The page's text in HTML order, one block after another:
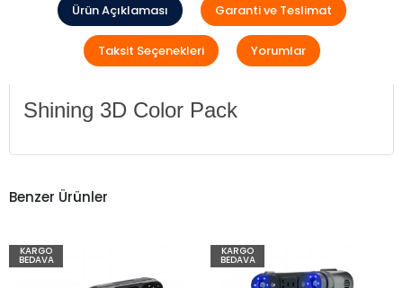
Ürün Açıklaması Garanti ve Teslimat
Taksit Seçenekleri Yorumlar
Shining 3D Color Pack
Benzer Ürünler
KARGO
BEDAVA
KARGO
BEDAVA